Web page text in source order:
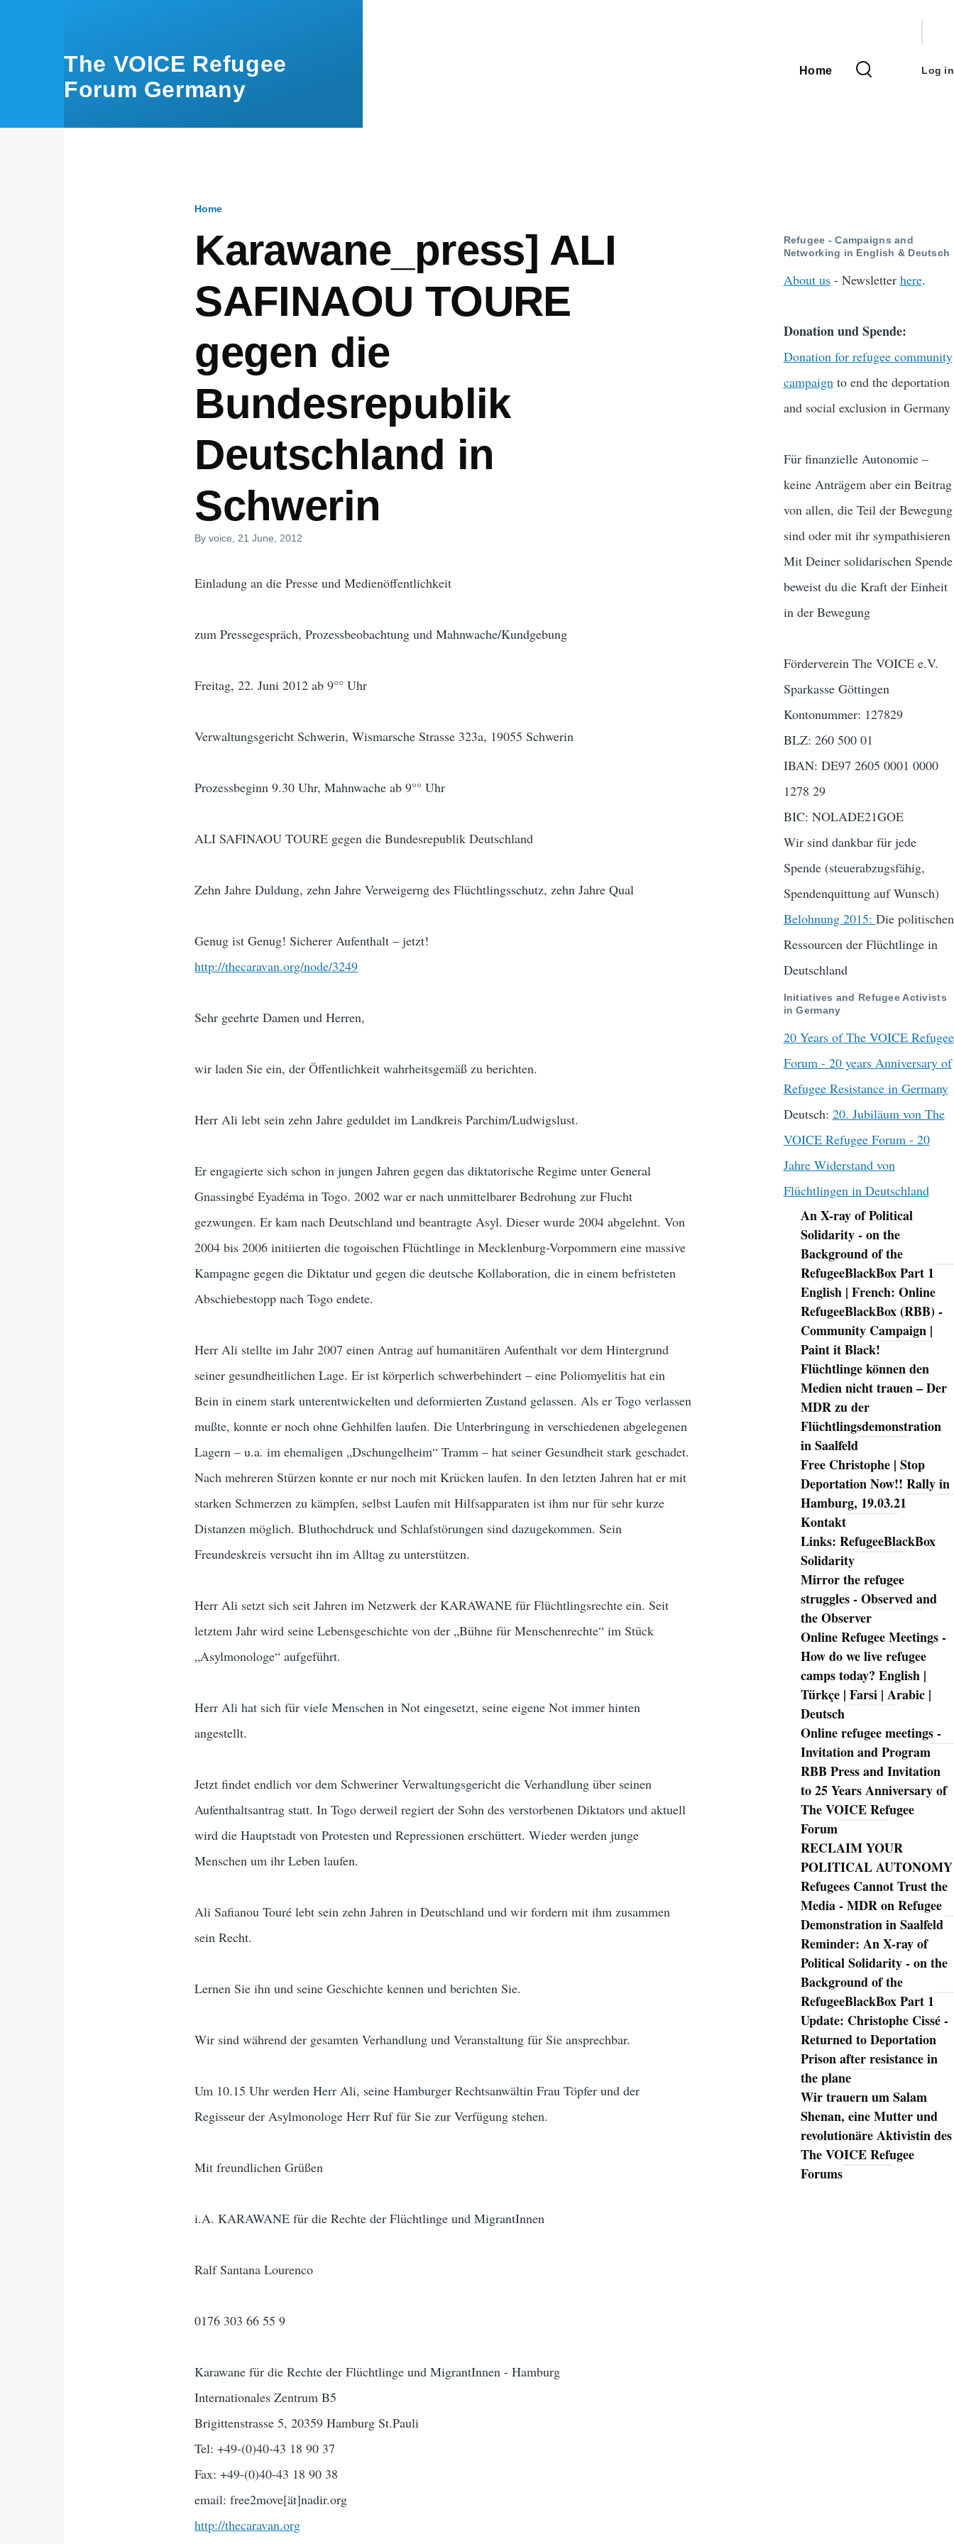
The VOICE Refugee
Forum Germany
Main
Home
menu
Log in
Home
Karawane_press] ALI
SAFINAOU TOURE
gegen die
Bundesrepublik
Deutschland in
Schwerin
Byvoice , 21 June, 2012
Einladung an die Presse und Medienöffentlichkeit
zum Pressegespräch, Prozessbeobachtung und Mahnwache/Kundgebung
Freitag, 22. Juni 2012 ab 9°° Uhr
Verwaltungsgericht Schwerin, Wismarsche Strasse 323a, 19055 Schwerin
Prozessbeginn 9.30 Uhr, Mahnwache ab 9°° Uhr
ALI SAFINAOU TOURE gegen die Bundesrepublik Deutschland
Zehn Jahre Duldung, zehn Jahre Verweigerng des Flüchtlingsschutz, zehn Jahre Qual
Genug ist Genug! Sicherer Aufenthalt – jetzt!
http://thecaravan.org/node/3249
Sehr geehrte Damen und Herren,
wir laden Sie ein, der Öffentlichkeit wahrheitsgemäß zu berichten.
Herr Ali lebt sein zehn Jahre geduldet im Landkreis Parchim/Ludwigslust.
Er engagierte sich schon in jungen Jahren gegen das diktatorische Regime unter General
Gnassingbé Eyadéma in Togo. 2002 war er nach unmittelbarer Bedrohung zur Flucht
gezwungen. Er kam nach Deutschland und beantragte Asyl. Dieser wurde 2004 abgelehnt. Von
2004 bis 2006 initiierten die togoischen Flüchtlinge in Mecklenburg-Vorpommern eine massive
Kampagne gegen die Diktatur und gegen die deutsche Kollaboration, die in einem befristeten
Abschiebestopp nach Togo endete.
Herr Ali stellte im Jahr 2007 einen Antrag auf humanitären Aufenthalt vor dem Hintergrund
seiner gesundheitlichen Lage. Er ist körperlich schwerbehindert – eine Poliomyelitis hat ein
Bein in einem stark unterentwickelten und deformierten Zustand gelassen. Als er Togo verlassen
mußte, konnte er noch ohne Gehhilfen laufen. Die Unterbringung in verschiedenen abgelegenen
Lagern – u.a. im ehemaligen „Dschungelheim“ Tramm – hat seiner Gesundheit stark geschadet.
Nach mehreren Stürzen konnte er nur noch mit Krücken laufen. In den letzten Jahren hat er mit
starken Schmerzen zu kämpfen, selbst Laufen mit Hilfsapparaten ist ihm nur für sehr kurze
Distanzen möglich. Bluthochdruck und Schlafstörungen sind dazugekommen. Sein
Freundeskreis versucht ihn im Alltag zu unterstützen.
Herr Ali setzt sich seit Jahren im Netzwerk der KARAWANE für Flüchtlingsrechte ein. Seit
letztem Jahr wird seine Lebensgeschichte von der „Bühne für Menschenrechte“ im Stück
„Asylmonologe“ aufgeführt.
Herr Ali hat sich für viele Menschen in Not eingesetzt, seine eigene Not immer hinten
angestellt.
Jetzt findet endlich vor dem Schweriner Verwaltungsgericht die Verhandlung über seinen
Aufenthaltsantrag statt. In Togo derweil regiert der Sohn des verstorbenen Diktators und aktuell
wird die Hauptstadt von Protesten und Repressionen erschüttert. Wieder werden junge
Menschen um ihr Leben laufen.
Ali Safianou Touré lebt sein zehn Jahren in Deutschland und wir fordern mit ihm zusammen
sein Recht.
Lernen Sie ihn und seine Geschichte kennen und berichten Sie.
Wir sind während der gesamten Verhandlung und Veranstaltung für Sie ansprechbar.
Um 10.15 Uhr werden Herr Ali, seine Hamburger Rechtsanwältin Frau Töpfer und der
Regisseur der Asylmonologe Herr Ruf für Sie zur Verfügung stehen.
Mit freundlichen Grüßen
i.A. KARAWANE für die Rechte der Flüchtlinge und MigrantInnen
Ralf Santana Lourenco
0176 303 66 55 9
Karawane für die Rechte der Flüchtlinge und MigrantInnen - Hamburg
Internationales Zentrum B5
Brigittenstrasse 5, 20359 Hamburg St.Pauli
Tel: +49-(0)40-43 18 90 37
Fax: +49-(0)40-43 18 90 38
email: free2move[ät]nadir.org
http://thecaravan.org
Refugee - Campaigns and
Networking in English & Deutsch
About us- Newsletter here.
Donation und Spende:
Donation for refugee community
campaignto end the deportation
and social exclusion in Germany
Für finanzielle Autonomie –
keine Anträgem aber ein Beitrag
von allen, die Teil der Bewegung
sind oder mit ihr sympathisieren
Mit Deiner solidarischen Spende
beweist du die Kraft der Einheit
in der Bewegung
Förderverein The VOICE e.V.
Sparkasse Göttingen
Kontonummer: 127829
BLZ: 260 500 01
IBAN: DE97 2605 0001 0000
1278 29
BIC: NOLADE21GOE
Wir sind dankbar für jede
Spende (steuerabzugsfähig,
Spendenquittung auf Wunsch)
Belohnung 2015: Die politischen
Ressourcen der Flüchtlinge in
Deutschland
Initiatives and Refugee Activists
in Germany
20 Years of The VOICE Refugee
Forum - 20 years Anniversary of
Refugee Resistance in Germany
Deutsch: 20. Jubiläum von The
VOICE Refugee Forum - 20
Jahre Widerstand von
Flüchtlingen in Deutschland
Navigation
An X-ray of Political
Solidarity - on the
Background of the
RefugeeBlackBox Part 1
English | French: Online
RefugeeBlackBox (RBB) -
Community Campaign |
Paint it Black!
Flüchtlinge können den
Medien nicht trauen – Der
MDR zu der
Flüchtlingsdemonstration
in Saalfeld
Free Christophe | Stop
Deportation Now!! Rally in
Hamburg, 19.03.21
Kontakt
Links: RefugeeBlackBox
Solidarity
Mirror the refugee
struggles - Observed and
the Observer
Online Refugee Meetings -
How do we live refugee
camps today? English |
Türkçe | Farsi | Arabic |
Deutsch
Online refugee meetings -
Invitation and Program
RBB Press and Invitation
to 25 Years Anniversary of
The VOICE Refugee
Forum
RECLAIM YOUR
POLITICAL AUTONOMY
Refugees Cannot Trust the
Media - MDR on Refugee
Demonstration in Saalfeld
Reminder: An X-ray of
Political Solidarity - on the
Background of the
RefugeeBlackBox Part 1
Update: Christophe Cissé -
Returned to Deportation
Prison after resistance in
the plane
Wir trauern um Salam
Shenan, eine Mutter und
revolutionäre Aktivistin des
The VOICE Refugee
Forums